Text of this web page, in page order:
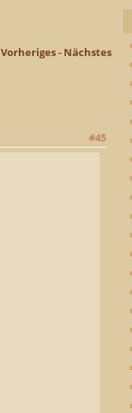
Vorheriges- Nächstes
#45